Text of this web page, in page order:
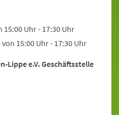
15:00 Uhr - 17:30 Uhr
von 15:00 Uhr - 17:30 Uhr
Lippe e.V. Geschäftsstelle